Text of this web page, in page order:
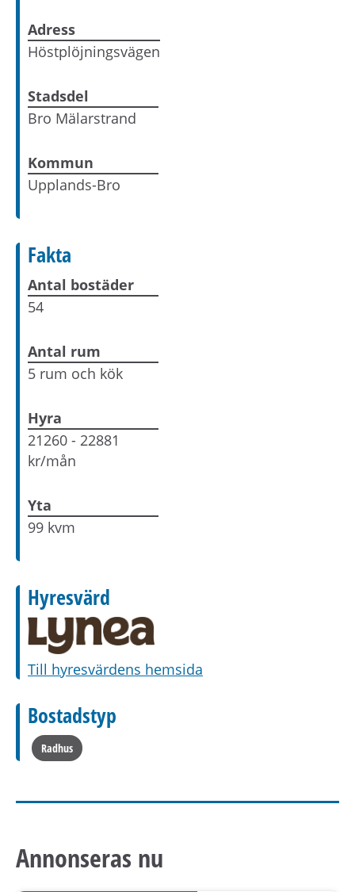
Adress
Höstplöjningsvägen
Stadsdel
Bro Mälarstrand
Kommun
Upplands-Bro
Fakta
Antal bostäder
54
Antal rum
5 rum och kök
Hyra
21260 - 22881
kr/mån
Yta
99 kvm
Hyresvärd
Till hyresvärdens hemsida
Bostadstyp
Radhus
Annonseras nu